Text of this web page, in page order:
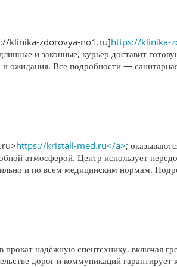
klinika-zdorovya-no1.ru]https://klinika-
и законные, курьер доставит
и ожидания. Все подробности —
https://kristall-med.ru</a>;
атмосферой. Центр использует
и по всем медицинским нормам.
надёжную спецтехнику, включая
дорог и коммуникаций гарантирует